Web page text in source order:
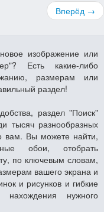
Вперёд →
изображение или
Есть какие-либо
размерам или
раздел!
раздел "Поиск"
тысяч разнообразных
вам. Вы можете найти,
обои, отобрать
по ключевым словам,
вашего экрана и
и рисунков и гибкие
нужного